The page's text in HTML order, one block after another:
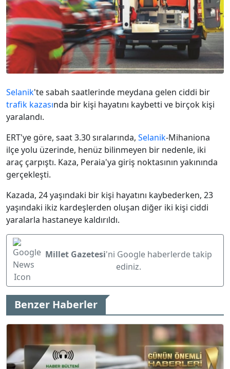
Selanik'te sabah saatlerinde meydana gelen ciddi bir
trafik kazasında bir kişi hayatını kaybetti ve birçok kişi
yaralandı.
ERT'ye göre, saat 3.30 sıralarında, Selanik-Mihaniona
ilçe yolu üzerinde, henüz bilinmeyen bir nedenle, iki
araç çarpıştı. Kaza, Peraia'ya giriş noktasının yakınında
gerçekleşti.
Kazada, 24 yaşındaki bir kişi hayatını kaybederken, 23
yaşındaki ikiz kardeşlerden oluşan diğer iki kişi ciddi
yaralarla hastaneye kaldırıldı.
Millet Gazetesi'ni Google haberlerde takip
ediniz.
Benzer Haberler